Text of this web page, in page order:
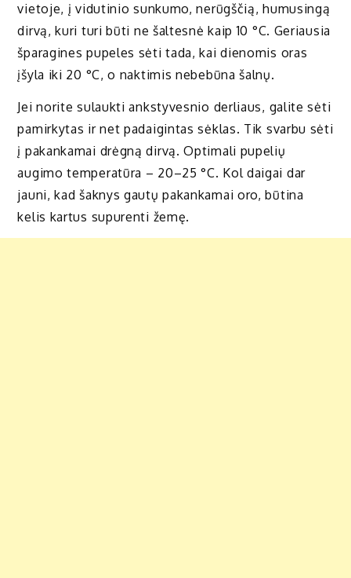
vietoje, į vidutinio sunkumo, nerūgščią, humusingą
dirvą, kuri turi būti ne šaltesnė kaip 10 °C. Geriausia
šparagines pupeles sėti tada, kai dienomis oras
įšyla iki 20 °C, o naktimis nebebūna šalnų.
Jei norite sulaukti ankstyvesnio derliaus, galite sėti
pamirkytas ir net padaigintas sėklas. Tik svarbu sėti
į pakankamai drėgną dirvą. Optimali pupelių
augimo temperatūra – 20–25 °C. Kol daigai dar
jauni, kad šaknys gautų pakankamai oro, būtina
kelis kartus supurenti žemę.